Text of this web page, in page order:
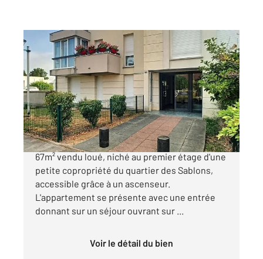
COMPIEGNE 60
67,34 m2, 3 pièces
Ref : 17621
Appartement F3 à vendre
166 600 €
COMPIEGNE, laissezvous guider dans ce T3 de
67m² vendu loué, niché au premier étage d'une
petite copropriété du quartier des Sablons,
accessible grâce à un ascenseur.
L'appartement se présente avec une entrée
donnant sur un séjour ouvrant sur ...
Voir le détail du bien